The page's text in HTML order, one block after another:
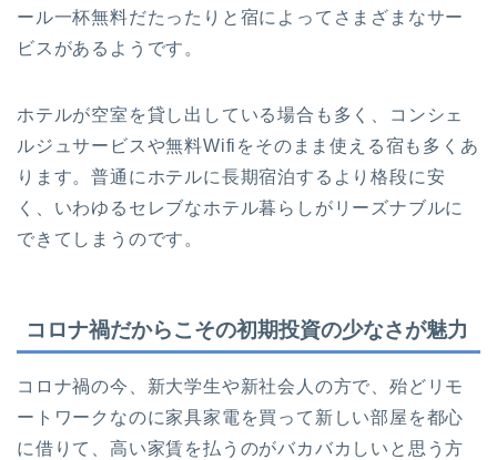
ール一杯無料だたったりと宿によってさまざまなサー
ビスがあるようです。
ホテルが空室を貸し出している場合も多く、コンシェ
ルジュサービスや無料Wifiをそのまま使える宿も多くあ
ります。普通にホテルに長期宿泊するより格段に安
く、いわゆるセレブなホテル暮らしがリーズナブルに
できてしまうのです。
コロナ禍だからこその初期投資の少なさが魅力
コロナ禍の今、新大学生や新社会人の方で、殆どリモ
ートワークなのに家具家電を買って新しい部屋を都心
に借りて、高い家賃を払うのがバカバカしいと思う方